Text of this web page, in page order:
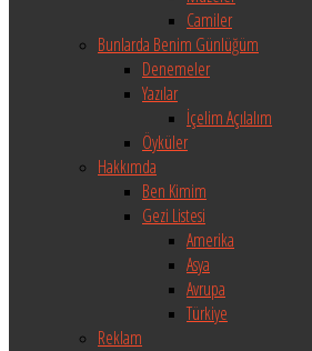
Camiler
Bunlarda Benim Günlüğüm
Denemeler
Yazılar
İçelim Açılalım
Öyküler
Hakkımda
Ben Kimim
Gezi Listesi
Amerika
Asya
Avrupa
Türkiye
Reklam